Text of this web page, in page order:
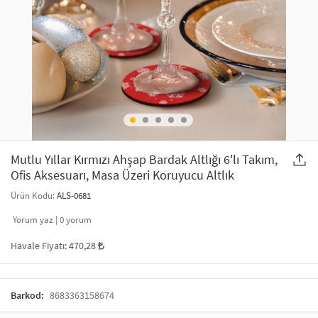
SAÇ AKSESUARLARI
GELİN / DÜĞÜN AKSESUARLARI
TELEFON ASKISI
MAKYAJ ÇANTASI
ŞAL VE FULAR
ODA KOKUSU VE MUM
PARTİ SÜSLERİ
YILBAŞI ÜRÜNLERİ
KULLAN AT TABAK BARDAK SETİ
Mutlu Yıllar Kırmızı Ahşap Bardak Altlığı 6'lı Takım,
Ofis Aksesuarı, Masa Üzeri Koruyucu Altlık
Ürün Kodu:ALS-0681
Yorum yaz | 0yorum
Havale Fiyatı:470,28
Barkod: 8683363158674